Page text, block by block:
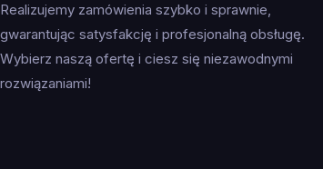
Realizujemy zamówienia szybko i sprawnie,
gwarantując satysfakcję i profesjonalną obsługę.
Wybierz naszą ofertę i ciesz się niezawodnymi
rozwiązaniami!